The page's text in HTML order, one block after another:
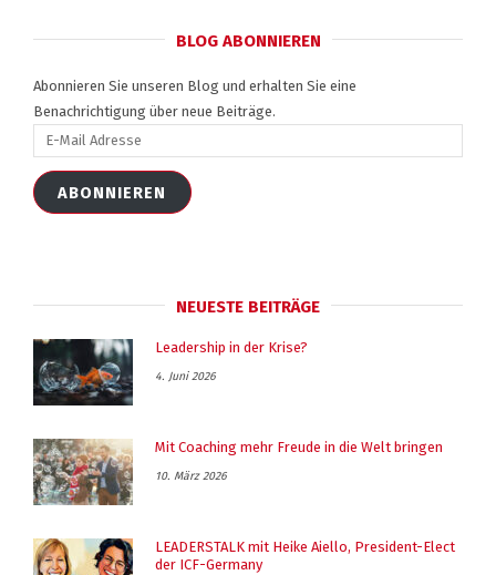
BLOG ABONNIEREN
Abonnieren Sie unseren Blog und erhalten Sie eine
Benachrichtigung über neue Beiträge.
Mail
AdresseABONNIEREN
NEUESTE BEITRÄGE
Leadership in der Krise?
4. Juni 2026
Mit Coaching mehr Freude in die Welt bringen
10. März 2026
LEADERSTALK mit Heike Aiello, President-Elect
der ICF-Germany